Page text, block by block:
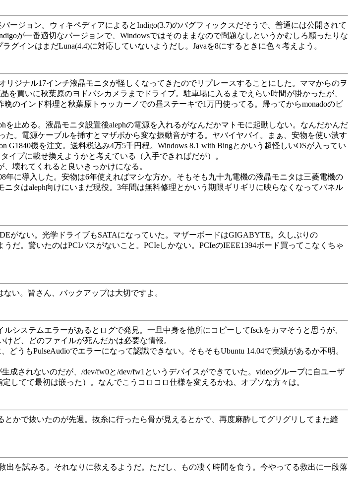
ージョン。ウィキペディアによるとIndigo(3.7)のバグフィックスだそうで、普通には公開されて
が一番適切なバージョンで、Windowsではそのままなので問題なしというかむしろ願ったりな
インはまだLuna(4.4)に対応していないようだし。Javaを8にするときに色々考えよう。
ジナル17インチ液晶モニタが怪しくなってきたのでリプレースすることにした。ママからのヲ
買いに秋葉原のヨドバシカメラまでドライブ。駐車場に入るまでえらい時間が掛かったが、
のインド料理と秋葉原トゥッカーノでの昼ステーキで1万円使ってる。帰ってからmonadoのビ
止める。液晶モニタ設置後alephの電源を入れるがなんだかマトモに起動しない。なんだかんだ
。電源ケーブルを挿すとマザボから変な振動音がする。ヤバイヤバイ。まぁ、安物を使い潰す
機を注文。送料税込み4万5千円程。Windows 8.1 with Bingとかいう超怪しいOSが入ってい
イプに載せ換えようかと考えている（入手できればだが）。
壊れてくれると良いきっかけになる。
に導入した。安物は6年使えればマシな方か。そもそも九十九電機の液晶モニタは三菱電機の
タはaleph向けにいまだ現役。3年間は無料修理とかいう期限ギリギリに映らなくなってパネル
がない。光学ドライブもSATAになっていた。マザーボードはGIGABYTE。久しぶりの
。驚いたのはPCIバスがないこと。PCIeしかない。PCIeのIEEE1394ボード買ってこなくちゃ
い。皆さん、バックアップは大切ですよ。
システムエラーがあるとログで発見。一旦中身を他所にコピーしてfsckをカマそうと思うが、
ど、どのファイルが死んだかは必要な情報。
うもPulseAudioでエラーになって認識できない。そもそもUbuntu 14.04で実績があるか不明。
成されないのだが、/dev/fw0と/dev/fw1というデバイスができていた。videoグループに自ユーザ
してて最初は嵌った）。なんでこうコロコロ仕様を変えるかね、オプソな方々は。
かで抜いたのが先週。抜糸に行ったら骨が見えるとかで、再度麻酔してグリグリしてまた縫
を試みる。それなりに救えるようだ。ただし、もの凄く時間を食う。今やってる救出に一段落